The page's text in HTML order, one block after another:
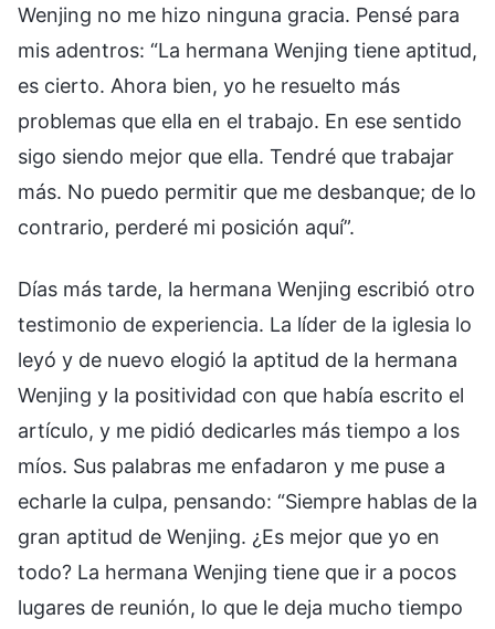
Wenjing no me hizo ninguna gracia. Pensé para
mis adentros: “La hermana Wenjing tiene aptitud,
es cierto. Ahora bien, yo he resuelto más
problemas que ella en el trabajo. En ese sentido
sigo siendo mejor que ella. Tendré que trabajar
más. No puedo permitir que me desbanque; de lo
contrario, perderé mi posición aquí”.
Días más tarde, la hermana Wenjing escribió otro
testimonio de experiencia. La líder de la iglesia lo
leyó y de nuevo elogió la aptitud de la hermana
Wenjing y la positividad con que había escrito el
artículo, y me pidió dedicarles más tiempo a los
míos. Sus palabras me enfadaron y me puse a
echarle la culpa, pensando: “Siempre hablas de la
gran aptitud de Wenjing. ¿Es mejor que yo en
todo? La hermana Wenjing tiene que ir a pocos
lugares de reunión, lo que le deja mucho tiempo